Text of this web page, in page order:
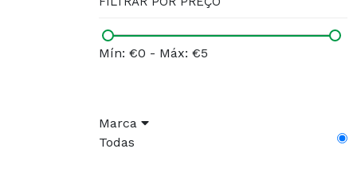
Mín: €0 - Máx: €5
Marca
Todas